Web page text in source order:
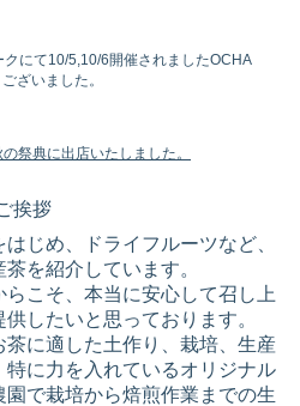
にて10/5,10/6開催されましたOCHA
ざいました。
祭典に出店いたしました。
挨拶
じめ、ドライフルーツなど、
を紹介しています。
こそ、本当に安心して召し上
したいと思っております。
茶に適した土作り、栽培、生産
特に力を入れているオリジナル
で栽培から焙煎作業までの生